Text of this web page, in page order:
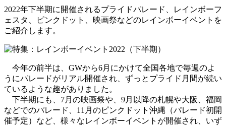
2022年下半期に開催されるプライドパレード、レインボーフ
ェスタ、ピンクドット、映画祭などのレインボーイベントを
ご紹介します。
今年の前半は、GWから6月にかけて全国各地で毎週のよ
うにパレードがリアル開催され、ずっとプライド月間が続い
ているような趣がありました。
下半期にも、7月の映画祭や、9月以降の札幌や大阪、福岡
などでのパレード、11月のピンクドット沖縄（パレード初開
催予定）など、様々なレインボーイベントが開催され、いず